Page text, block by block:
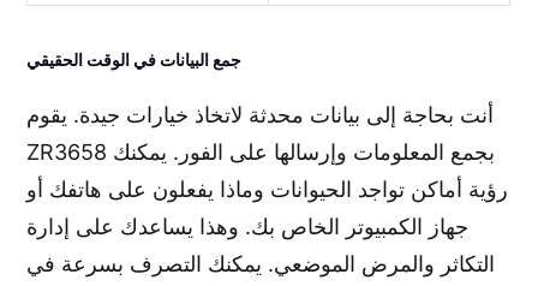
جمع البيانات في الوقت الحقيقي
أنت بحاجة إلى بيانات محدثة لاتخاذ خيارات جيدة. يقوم
ZR3658 بجمع المعلومات وإرسالها على الفور. يمكنك
رؤية أماكن تواجد الحيوانات وماذا يفعلون على هاتفك أو
جهاز الكمبيوتر الخاص بك. وهذا يساعدك على إدارة
التكاثر والمرض الموضعي. يمكنك التصرف بسرعة في